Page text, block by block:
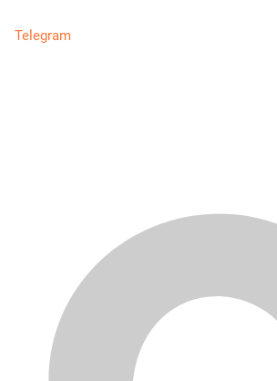
Telegram